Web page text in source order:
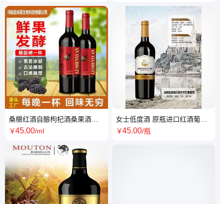
桑椹红酒自酿枸杞酒桑果酒原
汁发酵养生酒瓶装优级18度
￥45.00/ml
女士低度酒 原瓶进口红酒葡萄
酒 旅行者系列珍藏级赤霞珠干
￥45.00/瓶